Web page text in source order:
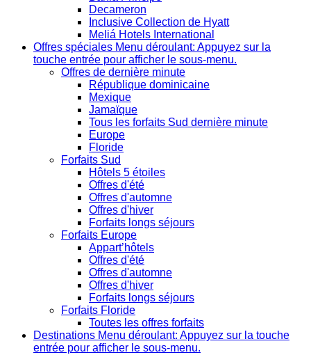
Decameron
Inclusive Collection de Hyatt
Meliá Hotels International
Offres spéciales Menu déroulant: Appuyez sur la
touche entrée pour afficher le sous-menu.
Offres de dernière minute
République dominicaine
Mexique
Jamaïque
Tous les forfaits Sud dernière minute
Europe
Floride
Forfaits Sud
Hôtels 5 étoiles
Offres d'été
Offres d'automne
Offres d'hiver
Forfaits longs séjours
Forfaits Europe
Appart’hôtels
Offres d'été
Offres d'automne
Offres d'hiver
Forfaits longs séjours
Forfaits Floride
Toutes les offres forfaits
Destinations Menu déroulant: Appuyez sur la touche
entrée pour afficher le sous-menu.